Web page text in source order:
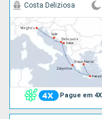
Pague em 4X
Costa Deliziosa